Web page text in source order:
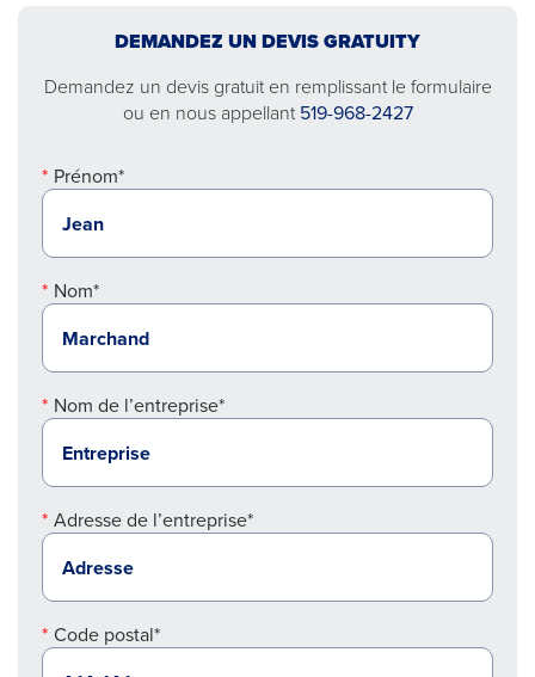
DEMANDEZ UN DEVIS GRATUITY
Demandez un devis gratuit en remplissant le formulaire
ou en nous appellant 519-968-2427
Prénom*
Nom*
Nom de l’entreprise*
Adresse de l’entreprise*
Code postal*